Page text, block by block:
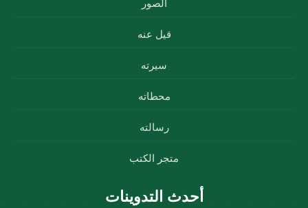
الصور
قيل عنه
سيرته
محطاته
رسالته
متجر الكتب
أحدث التدوينات